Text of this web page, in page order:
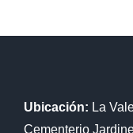
Ubicación: La
Cementerio